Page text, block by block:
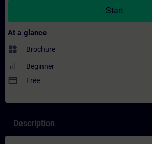
Start
At a glance
widgets Brochure
Beginner
payment Free
Description